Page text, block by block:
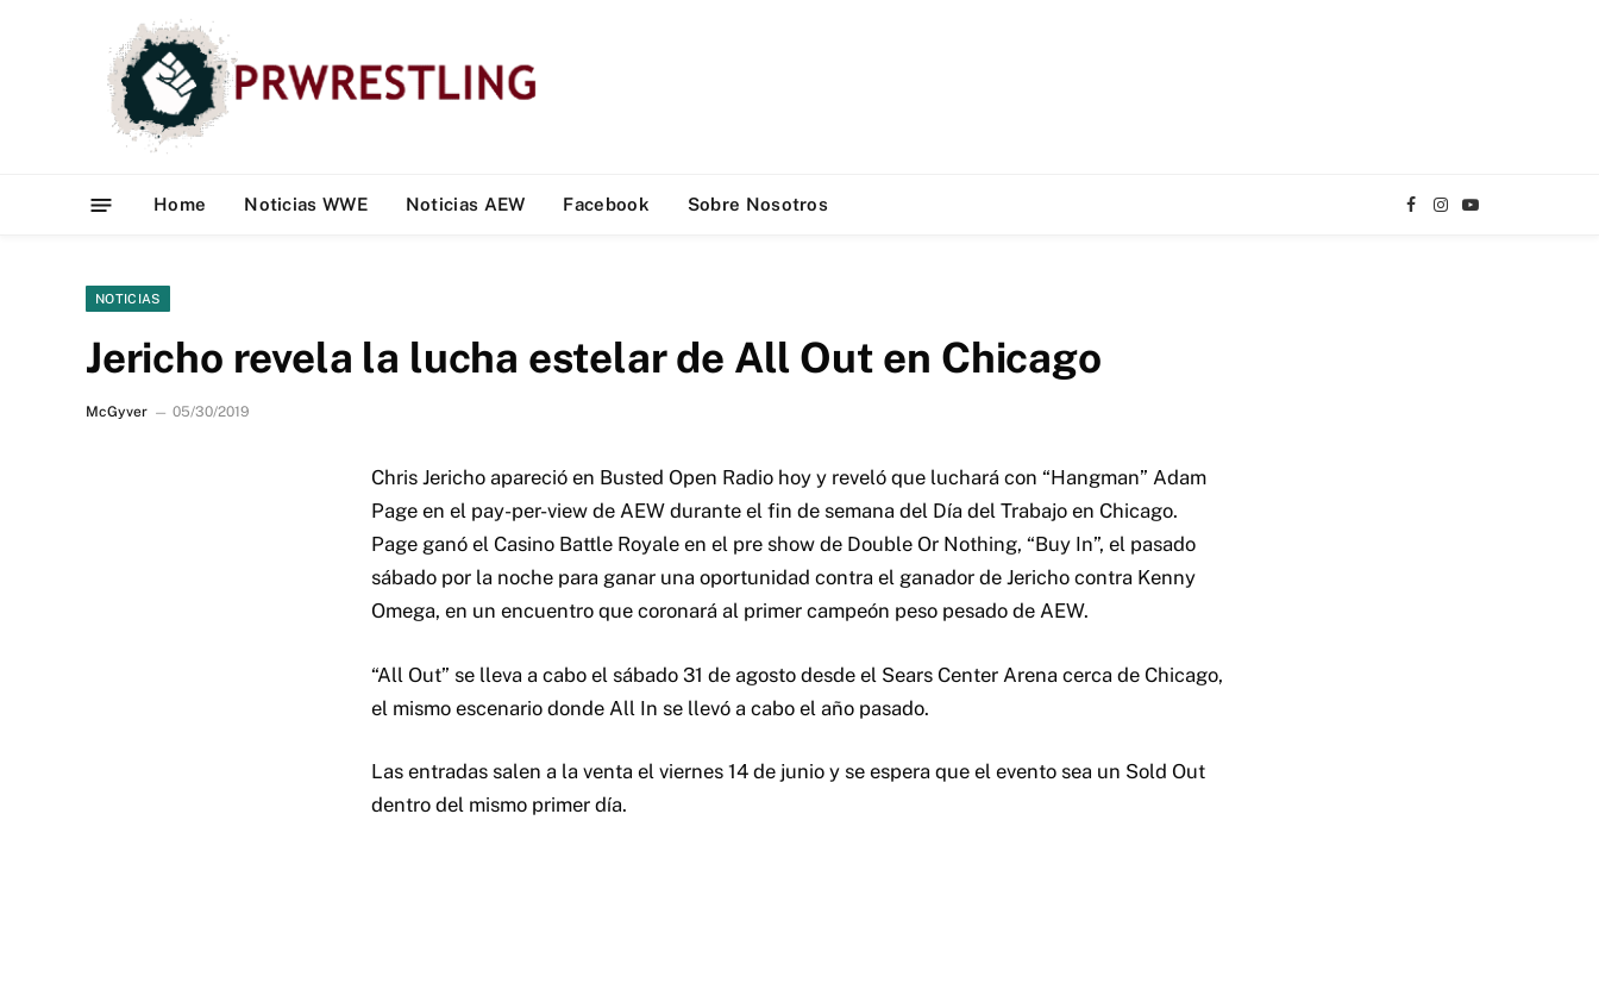
Home Noticias WWE Noticias AEW Facebook Sobre Nosotros
Facebook
Instagram
YouTube
NOTICIAS
Jericho revela la lucha estelar de All Out en Chicago
McGyver 05/30/2019
Chris Jericho apareció en Busted Open Radio hoy y reveló que luchará con “Hangman” Adam
Page en el pay-per-view de AEW durante el fin de semana del Día del Trabajo en Chicago.
Page ganó el Casino Battle Royale en el pre show de Double Or Nothing, “Buy In”, el pasado
sábado por la noche para ganar una oportunidad contra el ganador de Jericho contra Kenny
Omega, en un encuentro que coronará al primer campeón peso pesado de AEW.
“All Out” se lleva a cabo el sábado 31 de agosto desde el Sears Center Arena cerca de Chicago,
el mismo escenario donde All In se llevó a cabo el año pasado.
Las entradas salen a la venta el viernes 14 de junio y se espera que el evento sea un Sold Out
dentro del mismo primer día.